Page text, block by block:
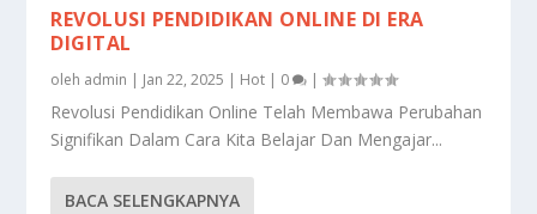
REVOLUSI PENDIDIKAN ONLINE DI ERA
DIGITAL
oleh admin | Jan 22, 2025 | Hot | 0 |
Revolusi Pendidikan Online Telah Membawa Perubahan
Signifikan Dalam Cara Kita Belajar Dan Mengajar...
BACA SELENGKAPNYA